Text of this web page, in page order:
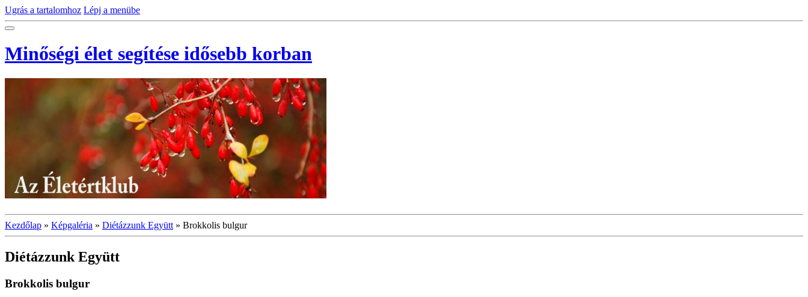
Ugrás a tartalomhoz Lépj a menübe
Minőségi élet segítése idősebb korban
Kezdőlap » Képgaléria » Diétázzunk Együtt » Brokkolis bulgur
Diétázzunk Együtt
Brokkolis bulgur